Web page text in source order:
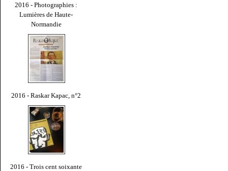
2016 - Photographies :
Lumières de Haute-
Normandie
2016 - Raskar Kapac, n°2
2016 - Trois cent soixante